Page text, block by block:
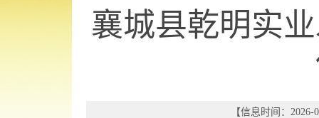
襄城县乾明实
【信息时间：